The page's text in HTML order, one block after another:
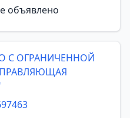
объявлено
С ОГРАНИЧЕННОЙ